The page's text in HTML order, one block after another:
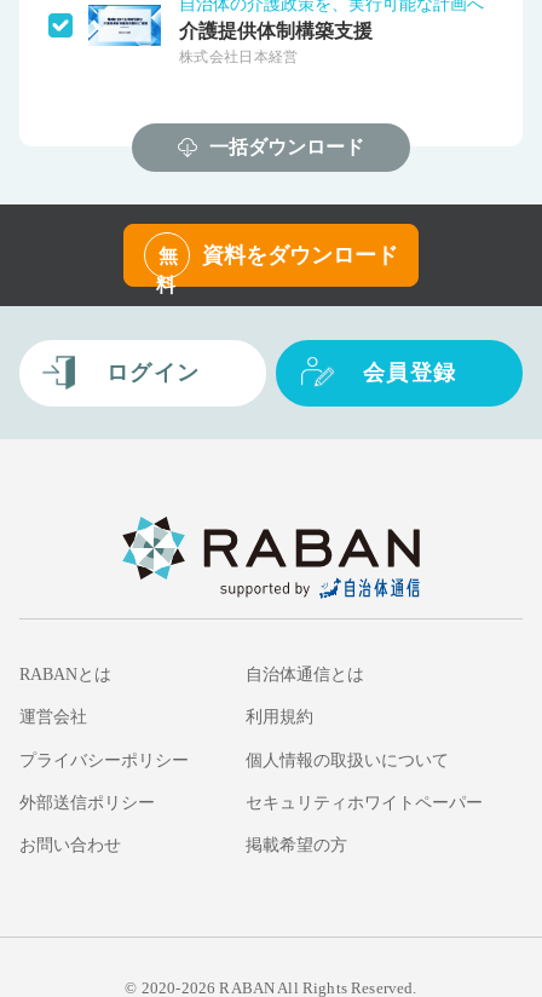
介護提供体制構築支援
株式会社日本経営
一括ダウンロード
無
料
資料をダウンロード
ログイン 会員登録
RABANとは 自治体通信とは
運営会社 利用規約
プライバシーポリシー 個人情報の取扱いについて
外部送信ポリシー セキュリティホワイトペーパー
お問い合わせ 掲載希望の方
© 2020-2026 RABAN All Rights Reserved.